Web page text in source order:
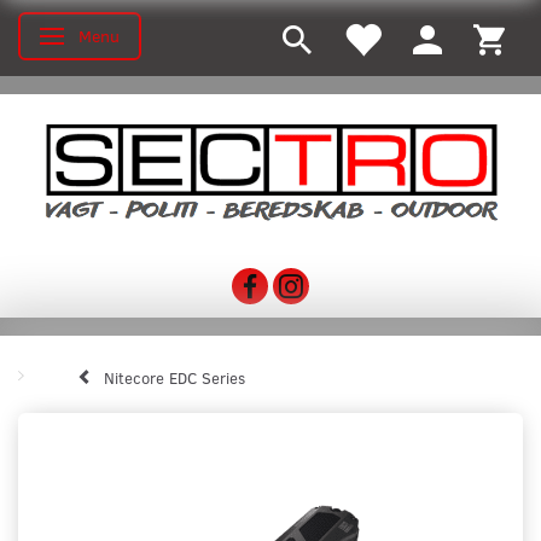
Toggle navigation
Menu
Nitecore EDC Series